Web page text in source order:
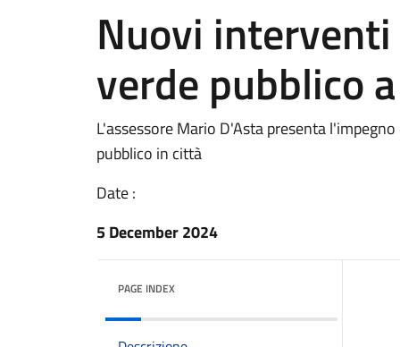
Nuovi
verde pubblico
L'assessore Mario D'Asta presenta
pubblico in città
Date :
5 December 2024
PAGE INDEX